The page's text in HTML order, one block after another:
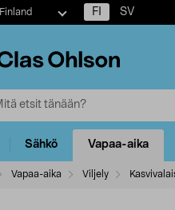
Finland FI SV
Sähkö Vapaa-aika
Vapaa-aika Viljely